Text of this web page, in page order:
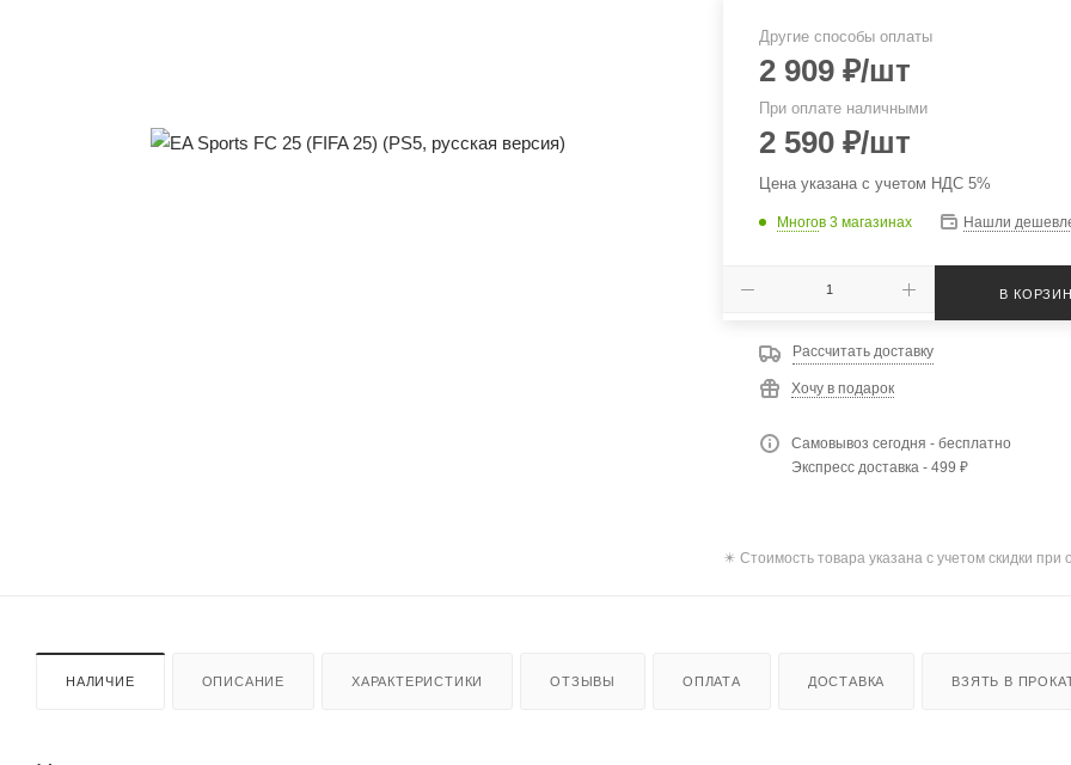
Другие способы оплаты
2 909 ₽/шт
При оплате наличными
2 590 ₽/шт
Цена указана с учетом НДС 5%
Многов 3 магазинах Нашли
В
Рассчитать доставку
Хочу в подарок
Самовывоз сегодня - бесплатно
Экспресс доставка - 499 ₽
✴️ Стоимость товара указана с учетом скидки при
НАЛИЧИЕ ОПИСАНИЕ ХАРАКТЕРИСТИКИ ОТЗЫВЫ ОПЛАТА ДОСТАВКА ВЗЯТЬ В ПРОКАТ